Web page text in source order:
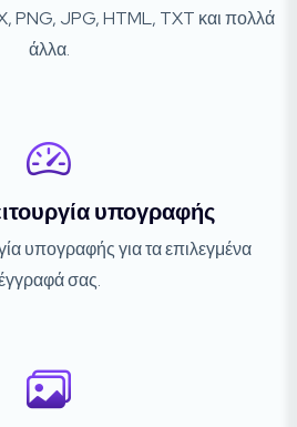
PNG, JPG, HTML, TXT και πολλά
άλλα.
υπογραφής
υπογραφής για τα επιλεγμένα
σας.